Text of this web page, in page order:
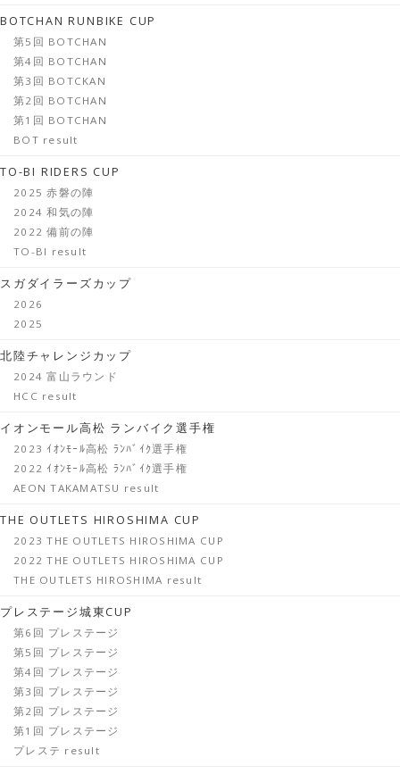
BOTCHAN RUNBIKE CUP
第5回 BOTCHAN
第4回 BOTCHAN
第3回 BOTCKAN
第2回 BOTCHAN
第1回 BOTCHAN
BOT result
TO-BI RIDERS CUP
2025 赤磐の陣
2024 和気の陣
2022 備前の陣
TO-BI result
スガダイラーズカップ
2026
2025
北陸チャレンジカップ
2024 富山ラウンド
HCC result
イオンモール高松 ランバイク選手権
2023 ｲｵﾝﾓｰﾙ高松 ﾗﾝﾊﾞｲｸ選手権
2022 ｲｵﾝﾓｰﾙ高松 ﾗﾝﾊﾞｲｸ選手権
AEON TAKAMATSU result
THE OUTLETS HIROSHIMA CUP
2023 THE OUTLETS HIROSHIMA CUP
2022 THE OUTLETS HIROSHIMA CUP
THE OUTLETS HIROSHIMA result
プレステージ城東CUP
第6回 プレステージ
第5回 プレステージ
第4回 プレステージ
第3回 プレステージ
第2回 プレステージ
第1回 プレステージ
プレステ result